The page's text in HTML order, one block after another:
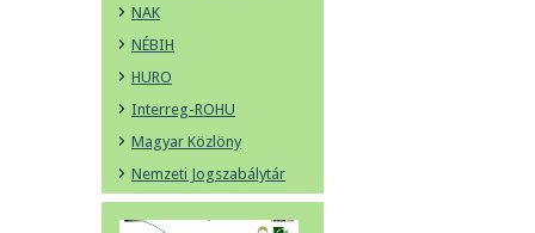
NAK
NÉBIH
HURO
Interreg-ROHU
Magyar Közlöny
Nemzeti Jogszabálytár